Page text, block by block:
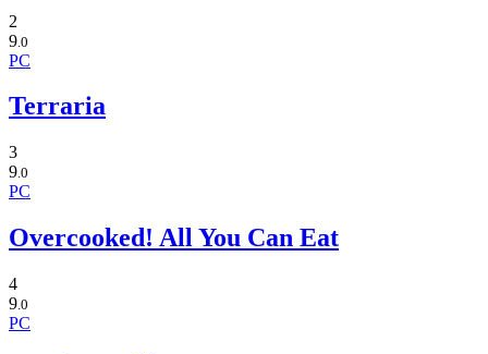
2
9 .0
PC
Terraria
3
9.0
PC
Overcooked! All You Can Eat
4
9.0
PC